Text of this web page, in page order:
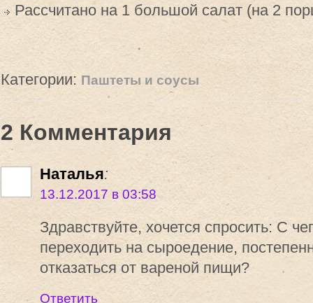
Рассчитано на 1 большой салат (на 2
Категории: Паштеты и соусы
2 Комментария
Наталья:
13.12.2017 в 03:58
Здравствуйте, хочется спросить: С
переходить на сыроедение,
отказаться от вареной пищи?
Ответить